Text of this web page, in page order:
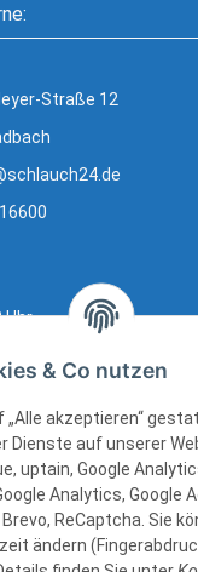
Straße 12
Uhr
& Co nutzen
„Alle akzeptieren“
Dienste auf unserer
uptain, Google
Analytics, Google
ReCaptcha. Sie
ändern